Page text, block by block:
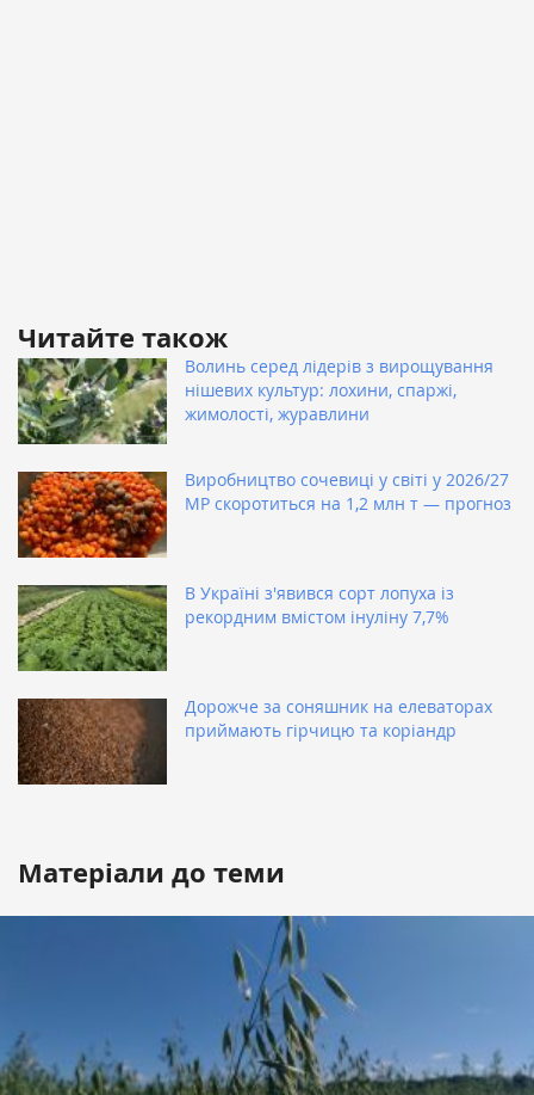
Читайте також
Волинь серед лідерів з вирощування
нішевих культур: лохини, спаржі,
жимолості, журавлини
Виробництво сочевиці у світі у 2026/27
МР скоротиться на 1,2 млн т — прогноз
В Україні з'явився сорт лопуха із
рекордним вмістом інуліну 7,7%
Дорожче за соняшник на елеваторах
приймають гірчицю та коріандр
Матеріали до теми